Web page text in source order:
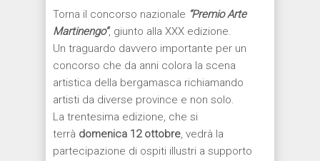
Torna il concorso nazionale “Premio Arte
Martinengo”, giunto alla XXX edizione.
Un traguardo davvero importante per un
concorso che da anni colora la scena
artistica della bergamasca richiamando
artisti da diverse province e non solo.
La trentesima edizione, che si
terrà domenica 12 ottobre, vedrà la
partecipazione di ospiti illustri a supporto